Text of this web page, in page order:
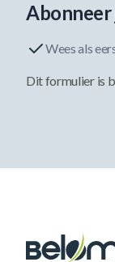
Abonneer
Wees als
Dit formulier is